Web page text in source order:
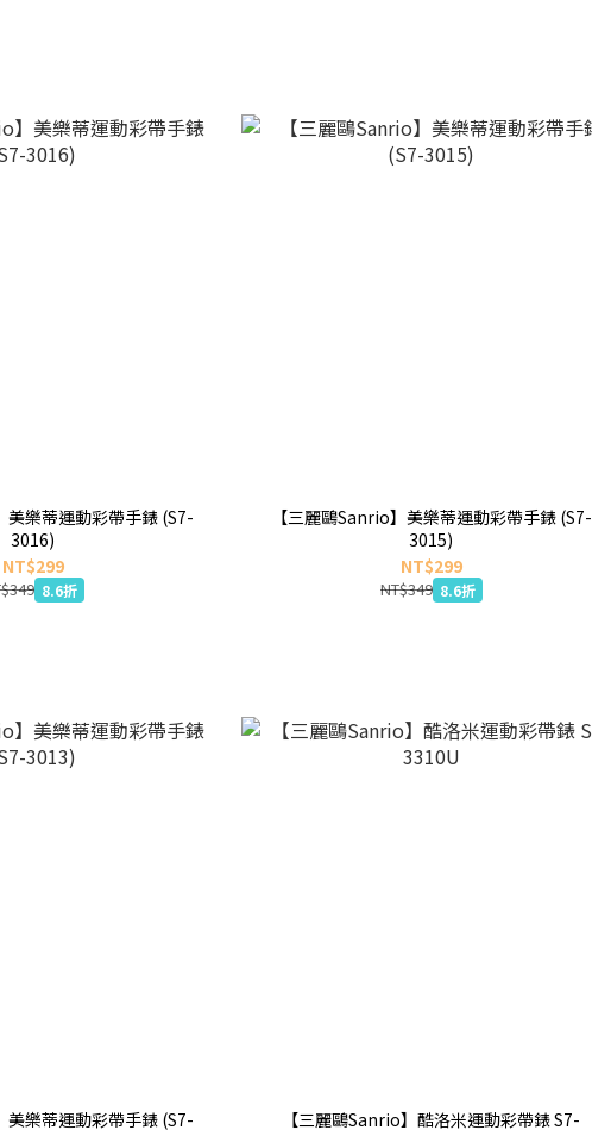
美樂蒂運動彩帶手錶 (S7-
3016)
NT$299
8.6折
【三麗鷗Sanrio】美樂蒂運動彩帶手錶 (S7-
3015)
NT$299
NT$349 8.6折
美樂蒂運動彩帶手錶 (S7-
【三麗鷗Sanrio】酷洛米運動彩帶錶 S7-